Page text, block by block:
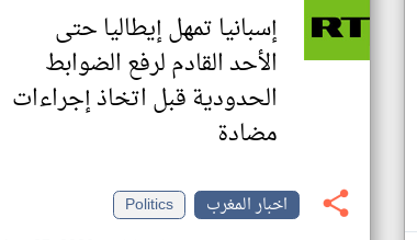
إسبانيا تمهل إيطاليا حتى
الأحد القادم لرفع الضوابط
الحدودية قبل اتخاذ إجراءات
مضادة
اخبار المغرب
Politics